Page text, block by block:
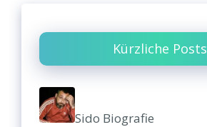
Kürzliche Posts
Sido Biografie